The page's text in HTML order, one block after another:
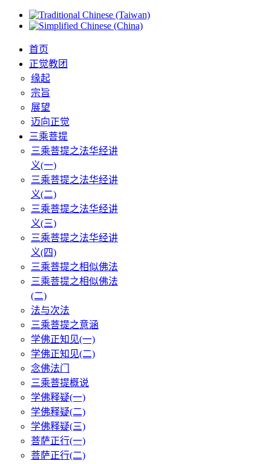
首页
正觉教团
缘起
宗旨
展望
迈向正觉
三乘菩提
三乘菩提之法华经讲
义(一)
三乘菩提之法华经讲
义(二)
三乘菩提之法华经讲
义(三)
三乘菩提之法华经讲
义(四)
三乘菩提之相似佛法
三乘菩提之相似佛法
(二)
法与次法
三乘菩提之意涵
学佛正知见(一)
学佛正知见(二)
念佛法门
三乘菩提概说
学佛释疑(一)
学佛释疑(二)
学佛释疑(三)
菩萨正行(一)
菩萨正行(二)